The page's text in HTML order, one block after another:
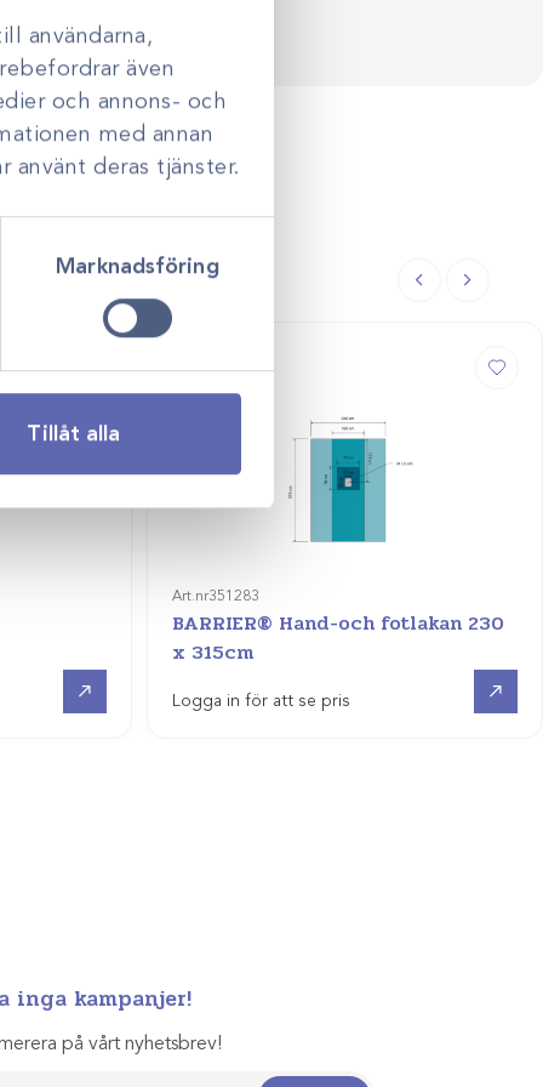
användarna,
även
och annons- och
med annan
deras tjänster.
Marknadsföring
Tillåt alla
Art.nr351283
BARRIER® Hand-och fotlakan 230
x 315cm
Logga in för att se pris
inga kampanjer!
på vårt nyhetsbrev!